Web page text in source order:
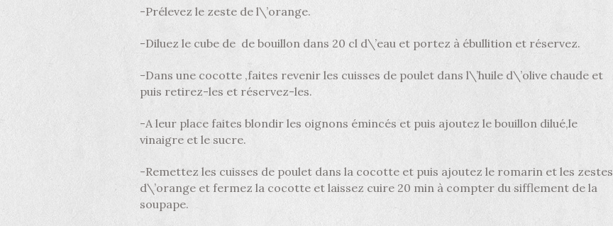
-Prélevez le zeste de l\’orange.
-Diluez le cube de de bouillon dans 20 cl d\’eau et portez à ébullition et réservez.
-Dans une cocotte ,faites revenir les cuisses de poulet dans l\’huile d\’olive chaude et
puis retirez-les et réservez-les.
-A leur place faites blondir les oignons émincés et puis ajoutez le bouillon dilué,le
vinaigre et le sucre.
-Remettez les cuisses de poulet dans la cocotte et puis ajoutez le romarin et les zestes
d\’orange et fermez la cocotte et laissez cuire 20 min à compter du sifflement de la
soupape.